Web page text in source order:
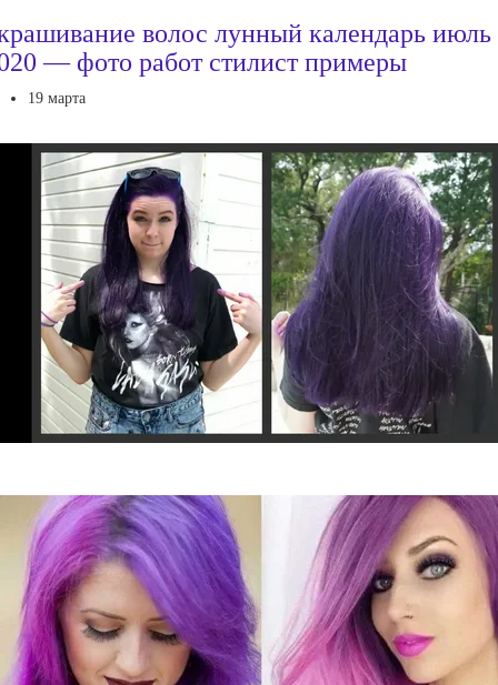
волос лунный календарь июль
— фото работ стилист примеры
19 марта